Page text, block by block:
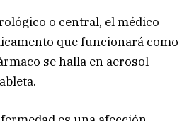
o central, el médico
que funcionará como
se halla en aerosol